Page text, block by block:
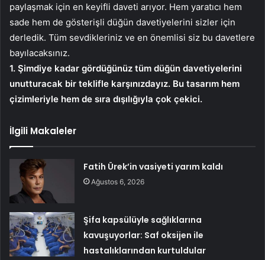
paylaşmak için en keyifli daveti arıyor. Hem yaratıcı hem
sade hem de gösterişli düğün davetiyelerini sizler için
derledik. Tüm sevdikleriniz ve en önemlisi siz bu davetlere
bayılacaksınız.
1. Şimdiye kadar gördüğünüz tüm düğün davetiyelerini
unutturacak bir teklifle karşınızdayız. Bu tasarım hem
çizimleriyle hem de sıra dışılığıyla çok çekici.
İlgili Makaleler
Fatih Ürek’in vasiyeti yarım kaldı
Ağustos 6, 2026
Şifa kapsülüyle sağlıklarına
kavuşuyorlar: Saf oksijen ile
hastalıklarından kurtuldular